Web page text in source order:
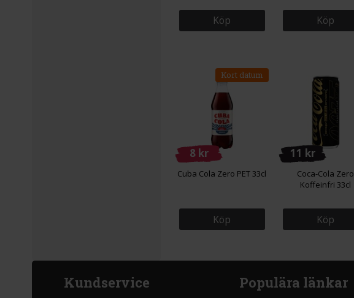
Köp Köp
8 kr
Kort datum
Cuba Cola Zero PET 33cl
Köp
11 kr
Coca-Cola Zero
Koffeinfri 33cl
Köp
Kundservice Populära länkar